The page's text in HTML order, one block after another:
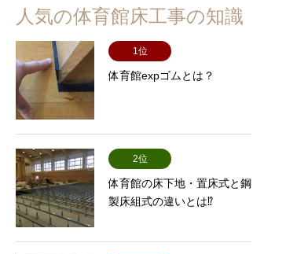
人気の体育館床工事の知識
1位
体育館expゴムとは？
2位
体育館の床下地・置床式と鋼
製床組式の違いとは⁉